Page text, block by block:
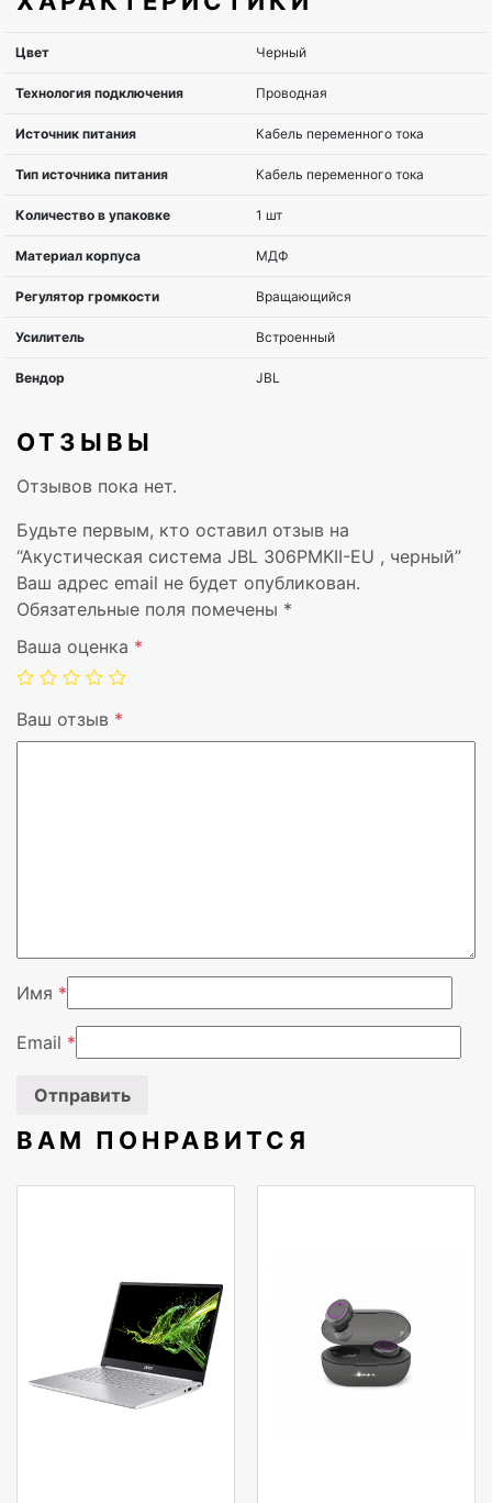
Цвет Черный
Технология подключения
Источник питания
Тип источника питания
Вендор
ОТЗЫВЫ
Отзывов пока нет.
Будьте первым, кто оставил отзыв на
“Акустическая система JBL 306PMKII-EU , черный”
Ваш адрес email не будет опубликован.
Обязательные поля помечены *
Ваша оценка *
Ваш отзыв *
Имя *
Email *
ВАМ ПОНРАВИТСЯ